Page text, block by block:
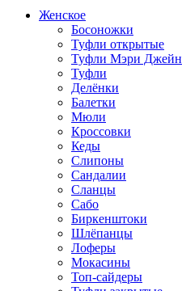
Женское
Босоножки
Туфли открытые
Туфли Мэри Джейн
Туфли
Делёнки
Балетки
Мюли
Кроссовки
Кеды
Слипоны
Сандалии
Сланцы
Сабо
Биркенштоки
Шлёпанцы
Лоферы
Мокасины
Топ-сайдеры